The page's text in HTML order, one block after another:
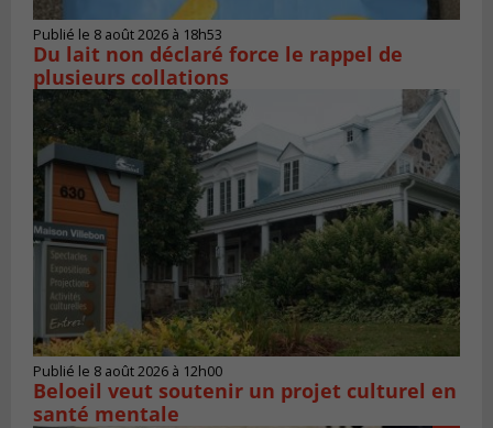
Publié le 8 août 2026 à 18h53
Du lait non déclaré force le rappel de
plusieurs collations
Publié le 8 août 2026 à 12h00
Beloeil veut soutenir un projet culturel en
santé mentale